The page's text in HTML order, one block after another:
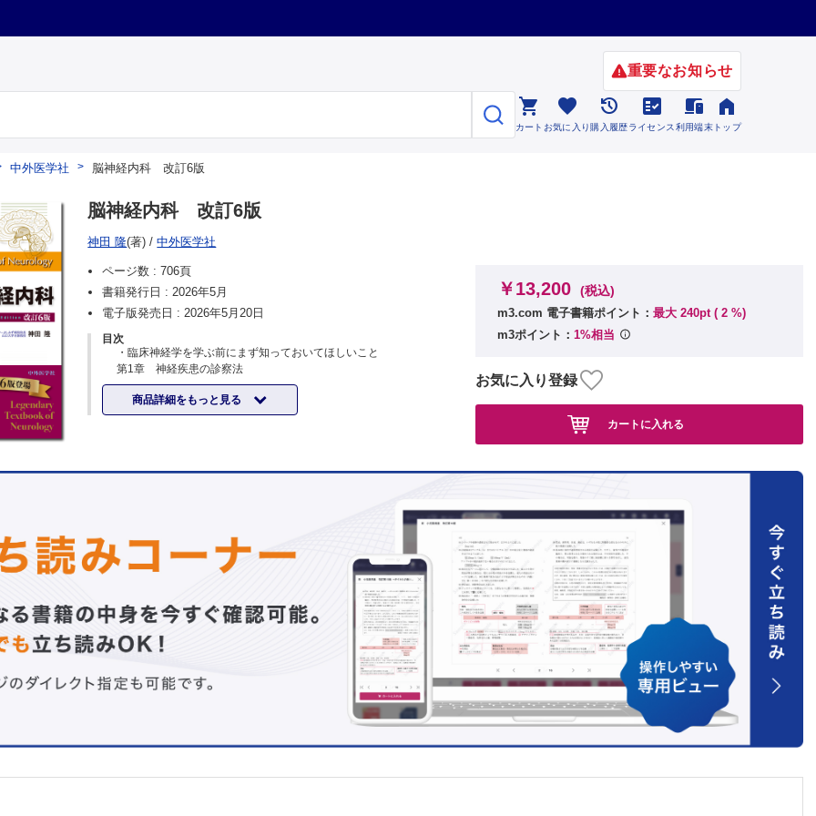
重要なお知らせ

カート

お気に入り

購入履歴

ライセンス

利用端末

トップ
中外医学社 脳神経内科 改訂6版
脳神経内科 改訂6版
神田 隆(著) /中外医学社
ページ数 :706頁
書籍発行日 :2026年5月
電子版発売日 :2026年5月20日
目次
・臨床神経学を学ぶ前にまず知っておいてほしいこと
第1章 神経疾患の診察法
A．診察道具を揃えよう
B．意識の診察
1．意識水準の低下
3．動眼神経（III），滑車神経（
外転神経（VI）
6．聴神経（VIII）
8．副神経（Ⅺ）
E．運動系の診察
4．不随意運動の観察
1．腱反射
商品詳細をもっと見る
￥13,200 (税込)
m3.com 電子書籍ポイント： 最大 240pt ( 2 %)
m3ポイント： 1%相当
お気に入り登録
カートに入れる